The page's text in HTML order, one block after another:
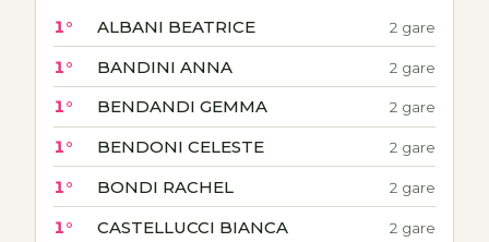
1° ALBANI BEATRICE 2 gare
1° BANDINI ANNA 2 gare
1° BENDANDI GEMMA 2 gare
1° BENDONI CELESTE 2 gare
1° BONDI RACHEL 2 gare
1° CASTELLUCCI BIANCA 2 gare